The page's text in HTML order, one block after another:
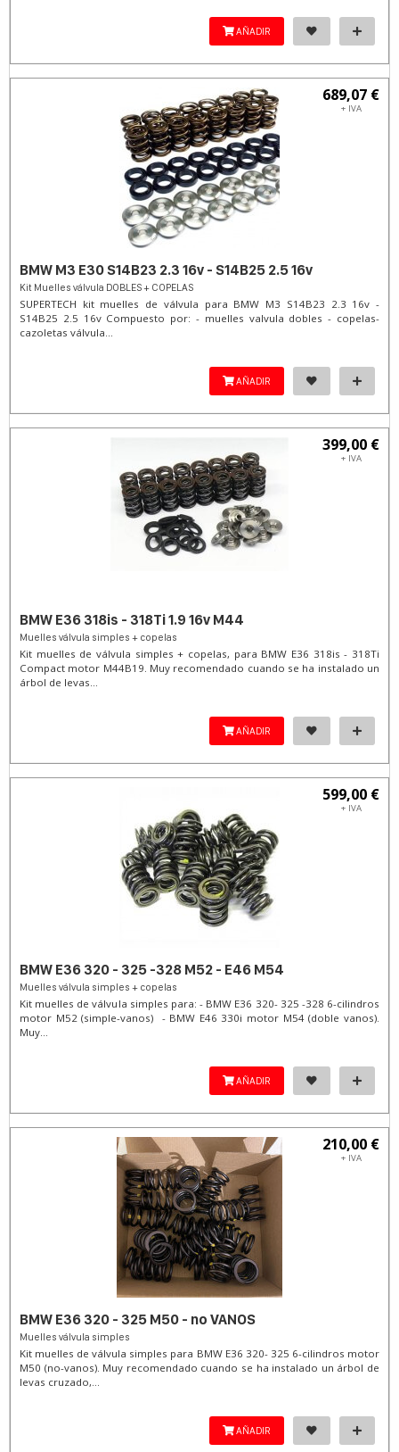
AÑADIR
689,07 €
+ IVA
BMW M3 E30 S14B23 2.3 16v - S14B25 2.5 16v
Kit Muelles válvula DOBLES + COPELAS
SUPERTECH kit muelles de válvula para BMW M3 S14B23 2.3 16v -
S14B25 2.5 16v Compuesto por: - muelles valvula dobles - copelas-
cazoletas válvula...
AÑADIR
399,00 €
+ IVA
BMW E36 318is - 318Ti 1.9 16v M44
Muelles válvula simples + copelas
Kit muelles de válvula simples + copelas, para BMW E36 318is - 318Ti
Compact motor M44B19. Muy recomendado cuando se ha instalado un
árbol de levas...
AÑADIR
599,00 €
+ IVA
BMW E36 320 - 325 -328 M52 - E46 M54
Muelles válvula simples + copelas
Kit muelles de válvula simples para: - BMW E36 320- 325 -328 6-cilindros
motor M52 (simple-vanos) - BMW E46 330i motor M54 (doble vanos).
Muy...
AÑADIR
210,00 €
+ IVA
BMW E36 320 - 325 M50 - no VANOS
Muelles válvula simples
Kit muelles de válvula simples para BMW E36 320- 325 6-cilindros motor
M50 (no-vanos). Muy recomendado cuando se ha instalado un árbol de
levas cruzado,...
AÑADIR